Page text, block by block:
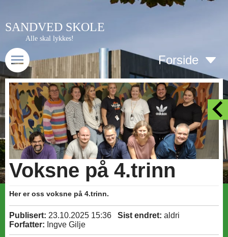
SANDVED SKOLE
Alle skal lykkes!
Forside
Voksne på 4.trinn
Her er oss voksne på 4.trinn.
Publisert: 23.10.2025 15:36 Sist endret: aldri
Forfatter: Ingve Gilje